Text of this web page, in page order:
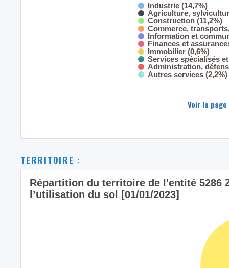
Industrie (14,7%)
Agriculture,
Construction (11,2%)
Commerce,
Information et
Finances et
Immobilier (0,6%)
Services spécialisés
Administration,
Autres services (2,2%)
Voir la
TERRITOIRE :
Répartition du territoire de l'entité 5286
l’utilisation du sol [01/01/2023]